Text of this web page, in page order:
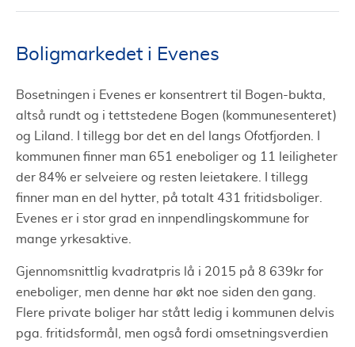
Boligmarkedet i Evenes
Bosetningen i Evenes er konsentrert til Bogen-bukta,
altså rundt og i tettstedene Bogen (kommunesenteret)
og Liland. I tillegg bor det en del langs Ofotfjorden. I
kommunen finner man 651 eneboliger og 11 leiligheter
der 84% er selveiere og resten leietakere. I tillegg
finner man en del hytter, på totalt 431 fritidsboliger.
Evenes er i stor grad en innpendlingskommune for
mange yrkesaktive.
Gjennomsnittlig kvadratpris lå i 2015 på 8 639kr for
eneboliger, men denne har økt noe siden den gang.
Flere private boliger har stått ledig i kommunen delvis
pga. fritidsformål, men også fordi omsetningsverdien